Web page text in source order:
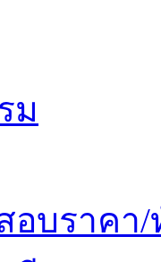
ม
อบราคา/